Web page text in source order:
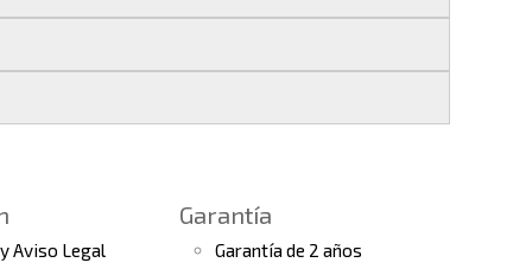
finales.
continuación).
condiciones generalespara más
del pedido para que puedas
Aviso Legal
Garantía
Garantía de 2 años